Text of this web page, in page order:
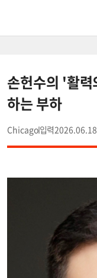
손헌수의 '활
하는 부하
Chicago